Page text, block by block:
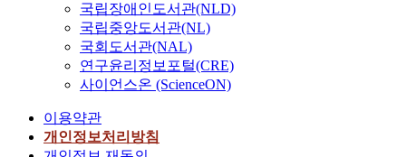
국립장애인도서관(NLD)
국립중앙도서관(NL)
국회도서관(NAL)
연구윤리정보포털(CRE)
사이언스온 (ScienceON)
이용약관
개인정보처리방침